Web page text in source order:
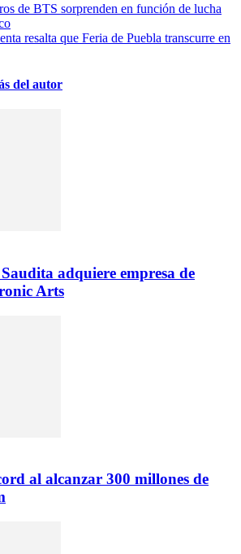
de BTS sorprenden en función de lucha
resalta que Feria de Puebla transcurre en
del autor
adquiere empresa de
Arts
al alcanzar 300 millones de